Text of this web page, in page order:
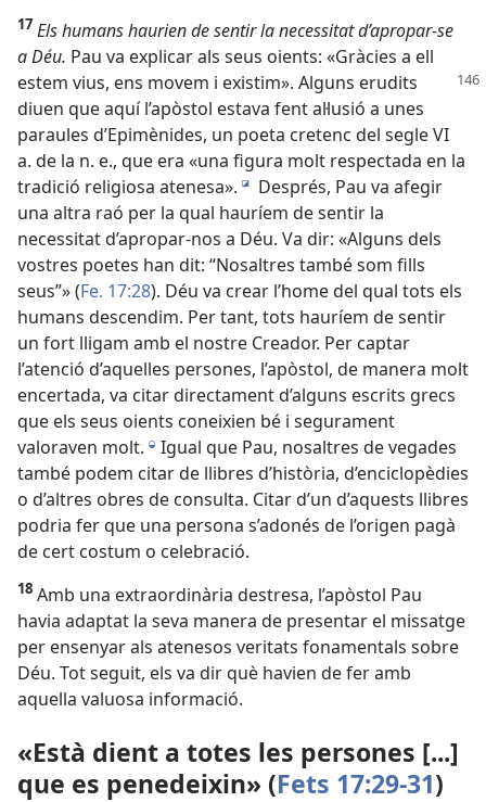
17 Els humans haurien de sentir la necessitat d’apropar-se
a Déu. Pau va explicar als seus oients: «Gràcies a ell
estem vius, ens movem i existim». Alguns erudits
diuen que aquí l’apòstol estava fent al·lusió a unes
paraules d’Epimènides, un poeta cretenc del segle VI
a. de la n. e., que era «una figura molt respectada en la
tradició religiosa atenesa». i Després, Pau va afegir
una altra raó per la qual hauríem de sentir la
necessitat d’apropar-nos a Déu. Va dir: «Alguns dels
vostres poetes han dit: “Nosaltres també som fills
seus”» (Fe. 17:28). Déu va crear l’home del qual tots els
humans descendim. Per tant, tots hauríem de sentir
un fort lligam amb el nostre Creador. Per captar
l’atenció d’aquelles persones, l’apòstol, de manera molt
encertada, va citar directament d’alguns escrits grecs
que els seus oients coneixien bé i segurament
valoraven molt. jIgual que Pau, nosaltres de vegades
també podem citar de llibres d’història, d’enciclopèdies
o d’altres obres de consulta. Citar d’un d’aquests llibres
podria fer que una persona s’adonés de l’origen pagà
de cert costum o celebració.
18 Amb una extraordinària destresa, l’apòstol Pau
havia adaptat la seva manera de presentar el missatge
per ensenyar als atenesos veritats fonamentals sobre
Déu. Tot seguit, els va dir què havien de fer amb
aquella valuosa informació.
«Està dient a totes les persones [...]
que es penedeixin» (Fets 17:29-31)